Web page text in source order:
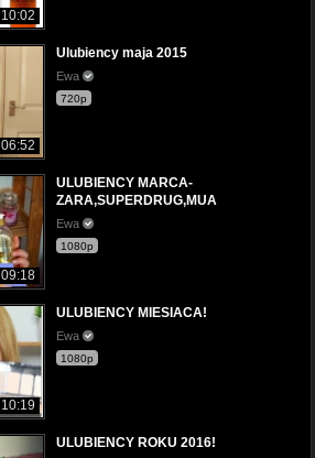
10:02
06:52
Ulubiency maja 2015
Ewa
720p
09:18
ULUBIENCY MARCA-
ZARA,SUPERDRUG,MUA
Ewa
1080p
10:19
ULUBIENCY MIESIACA!
Ewa
1080p
ULUBIENCY ROKU 2016!